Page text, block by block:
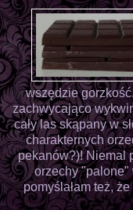
wszędzie
zachwycająco
cały las skąpany w
charakternych
pekanów?)! Niemal
orzechy "palone"
pomyślałam też,